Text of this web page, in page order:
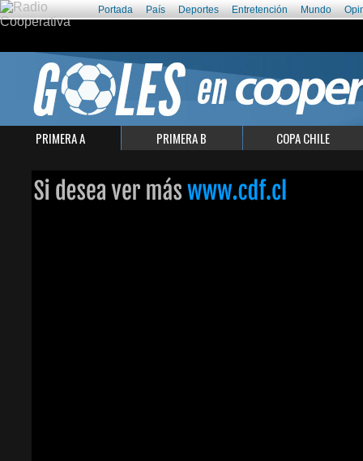
Portada País Deportes Entretención Mundo
PRIMERA A PRIMERA B COPA CHILE